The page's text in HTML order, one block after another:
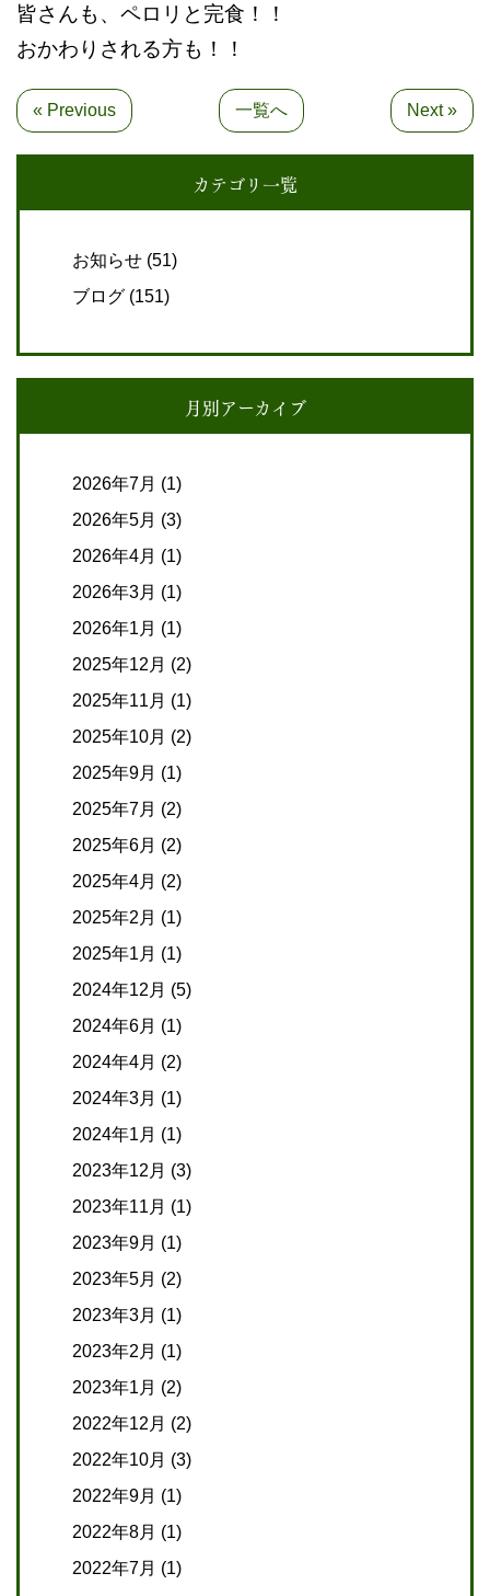
皆さんも、ペロリと完食！！
おかわりされる方も！！
« Previous 一覧へ Next »
カテゴリ一覧
お知らせ (51)
ブログ (151)
月別アーカイブ
2026年7月 (1)
2026年5月 (3)
2026年4月 (1)
2026年3月 (1)
2026年1月 (1)
2025年12月 (2)
2025年11月 (1)
2025年10月 (2)
2025年9月 (1)
2025年7月 (2)
2025年6月 (2)
2025年4月 (2)
2025年2月 (1)
2025年1月 (1)
2024年12月 (5)
2024年6月 (1)
2024年4月 (2)
2024年3月 (1)
2024年1月 (1)
2023年12月 (3)
2023年11月 (1)
2023年9月 (1)
2023年5月 (2)
2023年3月 (1)
2023年2月 (1)
2023年1月 (2)
2022年12月 (2)
2022年10月 (3)
2022年9月 (1)
2022年8月 (1)
2022年7月 (1)